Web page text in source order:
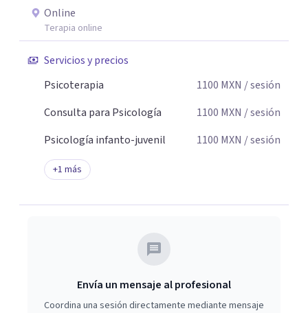
Online
Terapia online
Servicios y precios
Psicoterapia
1100 MXN / sesión
Consulta para Psicología
1100 MXN / sesión
Psicología infanto-juvenil
1100 MXN / sesión
+1 más
Envía un mensaje al profesional
Coordina una sesión directamente mediante mensaje